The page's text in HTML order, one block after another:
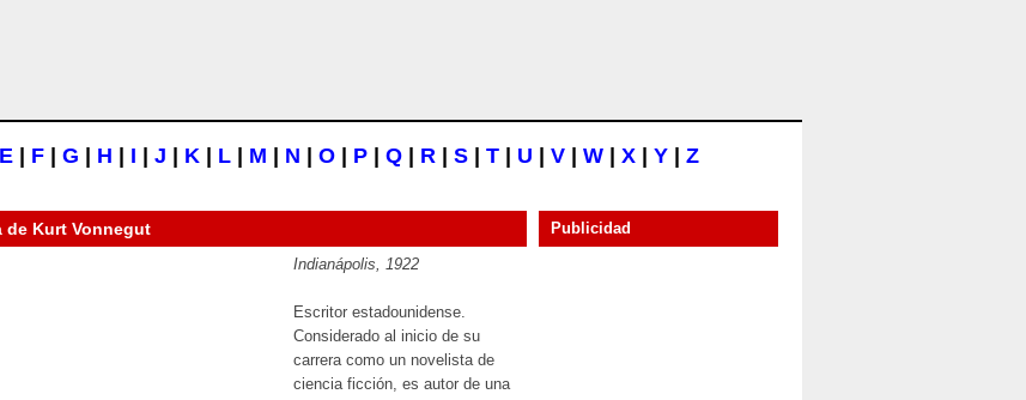
E F G H I J K L M N O P Q R S T U V W X Y Z
de Kurt Vonnegut
Indianápolis, 1922
Escritor estadounidense.
Considerado al inicio de su
carrera como un novelista de
ciencia ficción, es autor de una
Publicidad